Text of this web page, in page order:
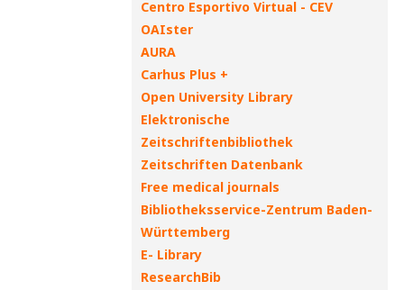
Centro Esportivo Virtual - CEV
OAIster
AURA
Carhus Plus +
Open University Library
Elektronische
Zeitschriftenbibliothek
Zeitschriften Datenbank
Free medical journals
Bibliotheksservice-Zentrum Baden-
Württemberg
E- Library
ResearchBib